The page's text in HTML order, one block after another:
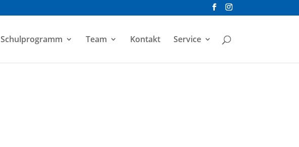
Schulprogramm Team Kontakt Service